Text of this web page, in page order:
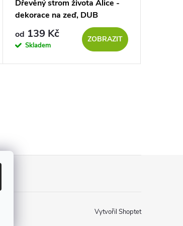
Dřevěný strom života Alice -
dekorace na zeď, DUB
od 139 Kč
Skladem
ZOBRAZIT
Vytvořil Shoptet